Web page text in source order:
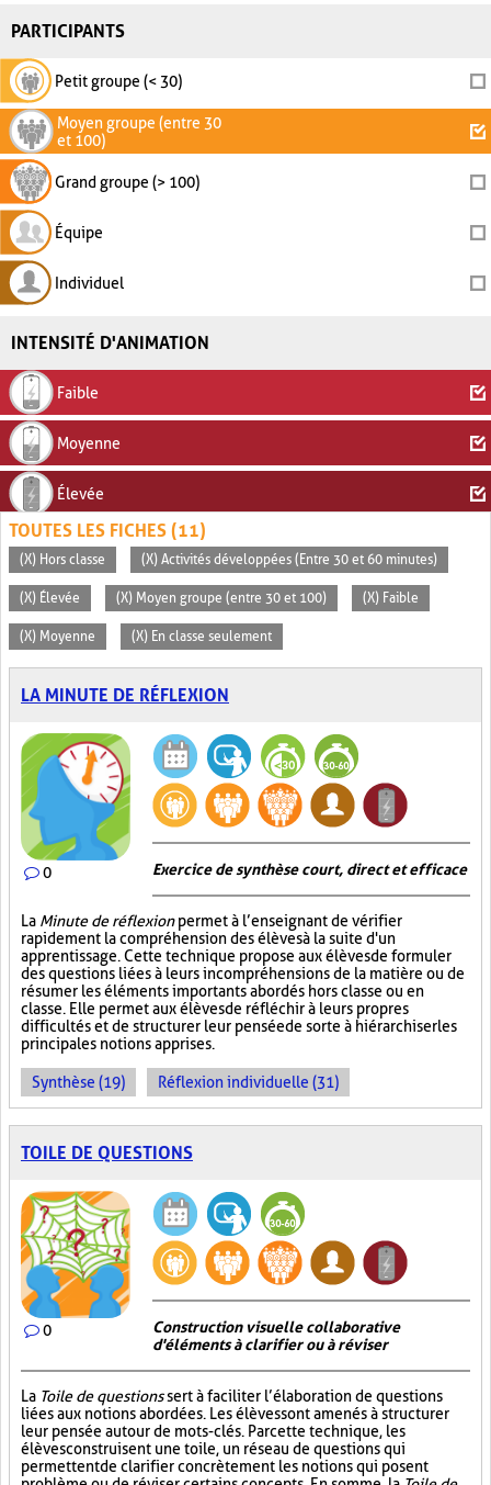
PARTICIPANTS
Petit groupe (< 30)
Moyen groupe (entre 30
et 100)
Grand groupe (> 100)
Équipe
Individuel
INTENSITÉ D'ANIMATION
Faible
Moyenne
Élevée
TOUTES LES FICHES (11)
(X) Hors classe (X) Activités développées (Entre 30 et 60 minutes)
(X) Élevée (X) Moyen groupe (entre 30 et 100) (X) Faible
(X) Moyenne (X) En classe seulement
LA MINUTE DE RÉFLEXION
0 Exercice de synthèse court, direct et efficace
La Minute de réflexionpermet à l’enseignant de vérifier
rapidement la compréhension des élèves à la suite d'un
apprentissage. Cette technique propose aux élèves de formuler
des questions liées à leurs incompréhensions de la matière ou de
résumer les éléments importants abordés hors classe ou en
classe. Elle permet aux élèves de réfléchir à leurs propres
difficultés et de structurer leur pensée de sorte à hiérarchiser les
principales notions apprises.
Synthèse (19) Réflexion individuelle (31)
TOILE DE QUESTIONS
0
Construction visuelle collaborative
d'éléments à clarifier ou à réviser
La Toile de questionssert à faciliter l’élaboration de questions
liées aux notions abordées. Les élèves sont amenés à structurer
leur pensée autour de mots-clés. Par cette technique, les
élèves construisent une toile, un réseau de questions qui
permettent de clarifier concrètement les notions qui posent